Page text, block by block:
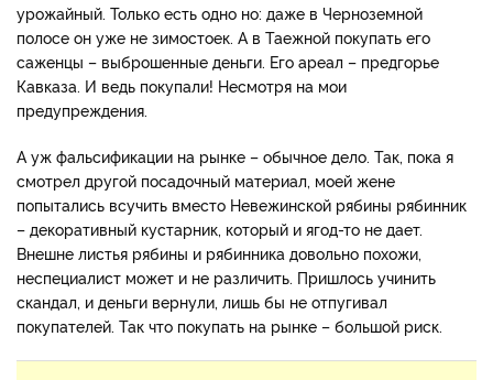
урожайный. Только есть одно но: даже в Черноземной
полосе он уже не зимостоек. А в Таежной покупать его
саженцы – выброшенные деньги. Его ареал – предгорье
Кавказа. И ведь покупали! Несмотря на мои
предупреждения.
А уж фальсификации на рынке – обычное дело. Так, пока я
смотрел другой посадочный материал, моей жене
попытались всучить вместо Невежинской рябины рябинник
– декоративный кустарник, который и ягод-то не дает.
Внешне листья рябины и рябинника довольно похожи,
неспециалист может и не различить. Пришлось учинить
скандал, и деньги вернули, лишь бы не отпугивал
покупателей. Так что покупать на рынке – большой риск.